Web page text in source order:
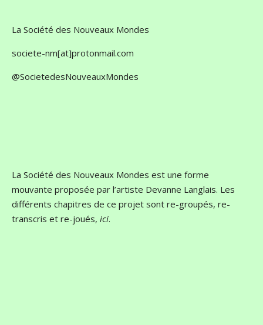
La Société des Nouveaux Mondes
societe-nm[at]protonmail.com
@SocietedesNouveauxMondes
La Société des Nouveaux Mondes est une forme
mouvante proposée par l’artiste Devanne Langlais. Les
différents chapitres de ce projet sont re-groupés, re-
transcris et re-joués, ici.